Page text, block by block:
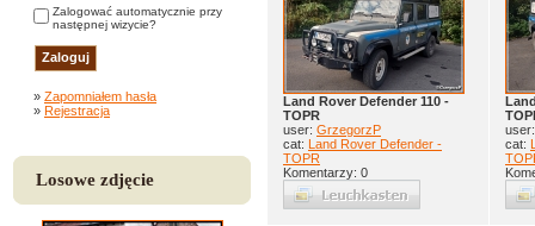
Zalogować automatycznie przy
następnej wizycie?
» Zapomniałem hasła
» Rejestracja
Losowe zdjęcie
Land Rover Defender 110 -
TOPR
user: GrzegorzP
cat: Land Rover Defender -
TOPR
Komentarzy: 0
cat: